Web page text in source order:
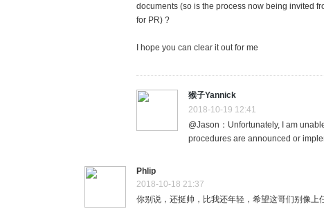
documents (so is the process now being invited
for PR) ?
I hope you can clear it out for me
猴子Yannick
2018-10-19 12:41
@Jason：Unfortunately, I am
procedures are announced or
Phlip
2018-10-18 21:37
你别说，还挺帅，比我还年轻，希望这哥们别像上